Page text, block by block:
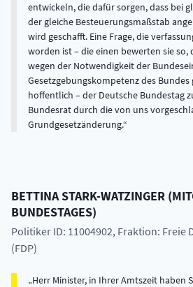
entwickeln, die dafür sorgen, dass bei
der gleiche Besteuerungsmaßstab
wird geschafft. Eine Frage, die
worden ist – die einen bewerten sie so,
wegen der Notwendigkeit der
Gesetzgebungskompetenz des Bundes
hoffentlich – der Deutsche Bundestag
Bundesrat durch die von uns
Grundgesetzänderung.
BETTINASTARK-WATZINGER (
BUNDESTAGES)
Politiker ID: 11004902, Fraktion: Freie
(FDP)
Herr Minister, in Ihrer Amtszeit haben